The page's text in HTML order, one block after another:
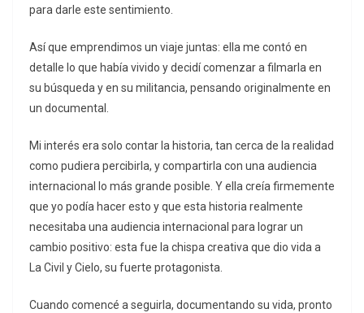
para darle este sentimiento.
Así que emprendimos un viaje juntas: ella me contó en
detalle lo que había vivido y decidí comenzar a filmarla en
su búsqueda y en su militancia, pensando originalmente en
un documental.
Mi interés era solo contar la historia, tan cerca de la realidad
como pudiera percibirla, y compartirla con una audiencia
internacional lo más grande posible. Y ella creía firmemente
que yo podía hacer esto y que esta historia realmente
necesitaba una audiencia internacional para lograr un
cambio positivo: esta fue la chispa creativa que dio vida a
La Civil y Cielo, su fuerte protagonista.
Cuando comencé a seguirla, documentando su vida, pronto